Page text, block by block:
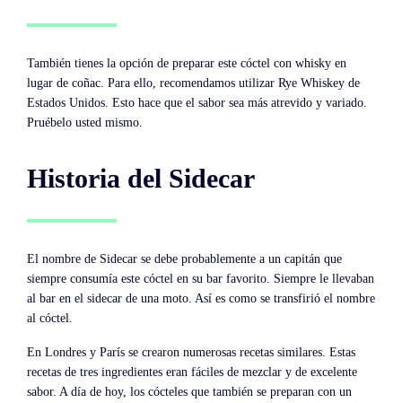
También tienes la opción de preparar este cóctel con whisky en
lugar de coñac. Para ello, recomendamos utilizar Rye Whiskey de
Estados Unidos. Esto hace que el sabor sea más atrevido y variado.
Pruébelo usted mismo.
Historia del Sidecar
El nombre de Sidecar se debe probablemente a un capitán que
siempre consumía este cóctel en su bar favorito. Siempre le llevaban
al bar en el sidecar de una moto. Así es como se transfirió el nombre
al cóctel.
En Londres y París se crearon numerosas recetas similares. Estas
recetas de tres ingredientes eran fáciles de mezclar y de excelente
sabor. A día de hoy, los cócteles que también se preparan con un